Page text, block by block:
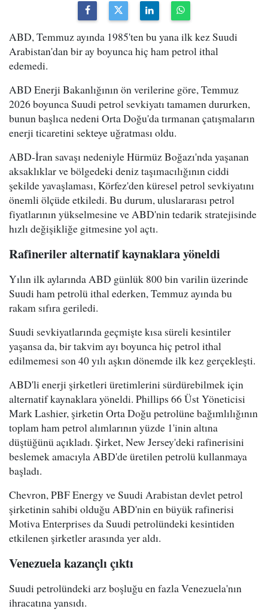
ABD, Temmuz ayında 1985'ten bu yana ilk kez Suudi
Arabistan'dan bir ay boyunca hiç ham petrol ithal
edemedi.
ABD Enerji Bakanlığının ön verilerine göre, Temmuz
2026 boyunca Suudi petrol sevkiyatı tamamen dururken,
bunun başlıca nedeni Orta Doğu'da tırmanan çatışmaların
enerji ticaretini sekteye uğratması oldu.
ABD-İran savaşı nedeniyle Hürmüz Boğazı'nda yaşanan
aksaklıklar ve bölgedeki deniz taşımacılığının ciddi
şekilde yavaşlaması, Körfez'den küresel petrol sevkiyatını
önemli ölçüde etkiledi. Bu durum, uluslararası petrol
fiyatlarının yükselmesine ve ABD'nin tedarik stratejisinde
hızlı değişikliğe gitmesine yol açtı.
Rafineriler alternatif kaynaklara yöneldi
Yılın ilk aylarında ABD günlük 800 bin varilin üzerinde
Suudi ham petrolü ithal ederken, Temmuz ayında bu
rakam sıfıra geriledi.
Suudi sevkiyatlarında geçmişte kısa süreli kesintiler
yaşansa da, bir takvim ayı boyunca hiç petrol ithal
edilmemesi son 40 yılı aşkın dönemde ilk kez gerçekleşti.
ABD'li enerji şirketleri üretimlerini sürdürebilmek için
alternatif kaynaklara yöneldi. Phillips 66 Üst Yöneticisi
Mark Lashier, şirketin Orta Doğu petrolüne bağımlılığının
toplam ham petrol alımlarının yüzde 1'inin altına
düştüğünü açıkladı. Şirket, New Jersey'deki rafinerisini
beslemek amacıyla ABD'de üretilen petrolü kullanmaya
başladı.
Chevron, PBF Energy ve Suudi Arabistan devlet petrol
şirketinin sahibi olduğu ABD'nin en büyük rafinerisi
Motiva Enterprises da Suudi petrolündeki kesintiden
etkilenen şirketler arasında yer aldı.
Venezuela kazançlı çıktı
Suudi petrolündeki arz boşluğu en fazla Venezuela'nın
ihracatına yansıdı.